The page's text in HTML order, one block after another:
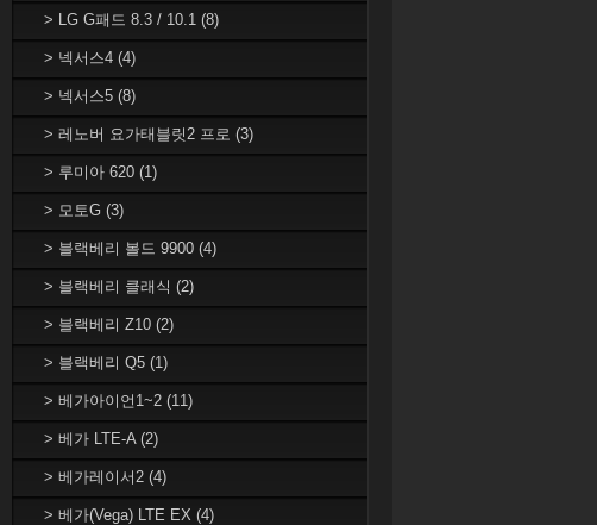
> LG G패드 8.3 / 10.1 (8)
> 넥서스4 (4)
> 넥서스5 (8)
> 레노버 요가태블릿2 프로 (3)
> 루미아 620 (1)
> 모토G (3)
> 블랙베리 볼드 9900 (4)
> 블랙베리 클래식 (2)
> 블랙베리 Z10 (2)
> 블랙베리 Q5 (1)
> 베가아이언1~2 (11)
> 베가 LTE-A (2)
> 베가레이서2 (4)
> 베가(Vega) LTE EX (4)